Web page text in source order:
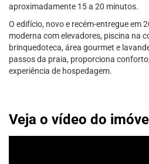
aproximadamente 15 a 20 minutos.
O edifício, novo e recém-entregue em
moderna com elevadores, piscina na
brinquedoteca, área gourmet e
passos da praia, proporciona
experiência de hospedagem.
Veja o vídeo do imóvel